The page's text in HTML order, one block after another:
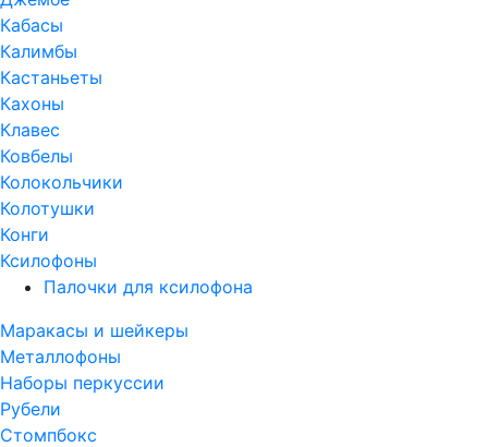
Кабасы
Калимбы
Кастаньеты
Кахоны
Клавес
Ковбелы
Колокольчики
Колотушки
Конги
Ксилофоны
Палочки для ксилофона
Маракасы и шейкеры
Металлофоны
Наборы перкуссии
Рубели
Стомпбокс